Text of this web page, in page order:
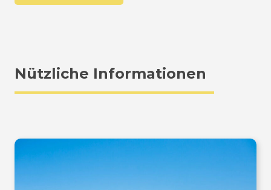
Nützliche Informationen